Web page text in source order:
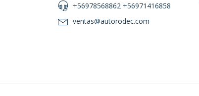
+56978568862 +56971416858
ventas@autorodec.com